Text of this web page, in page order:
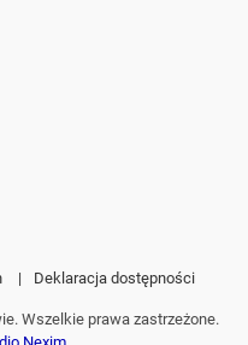
| Deklaracja dostępności
Wszelkie prawa zastrzeżone.